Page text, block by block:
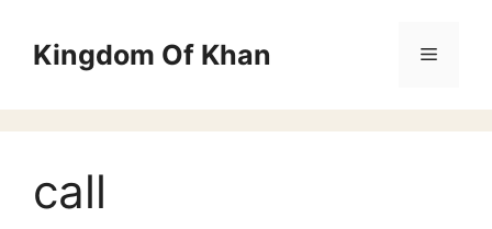
Inhalt
springen
Kingdom Of Khan Menü
call